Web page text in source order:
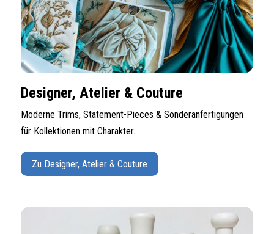
Designer, Atelier & Couture
Moderne Trims, Statement-Pieces & Sonderanfertigungen
für Kollektionen mit Charakter.
Zu Designer, Atelier & Couture